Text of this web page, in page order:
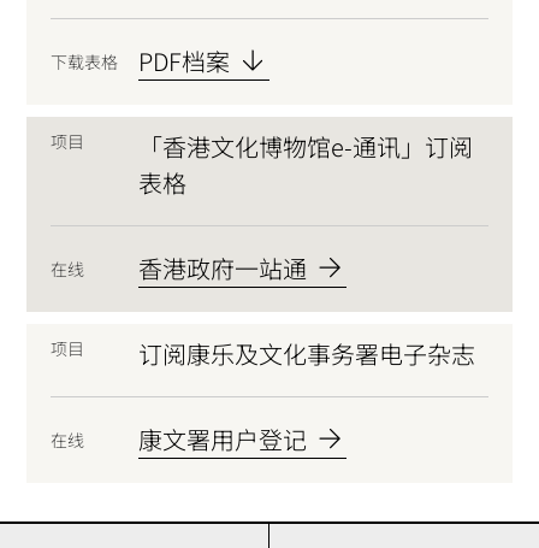
下载表格 PDF档案
项目
「香港文化博物馆e-通讯」订阅
表格
在线 香港政府一站通
项目 订阅康乐及文化事务署电子杂志
在线 康文署用户登记